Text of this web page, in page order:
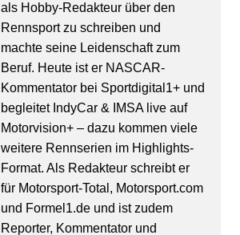
als Hobby-Redakteur über den
Rennsport zu schreiben und
machte seine Leidenschaft zum
Beruf. Heute ist er NASCAR-
Kommentator bei Sportdigital1+ und
begleitet IndyCar & IMSA live auf
Motorvision+ – dazu kommen viele
weitere Rennserien im Highlights-
Format. Als Redakteur schreibt er
für Motorsport-Total, Motorsport.com
und Formel1.de und ist zudem
Reporter, Kommentator und